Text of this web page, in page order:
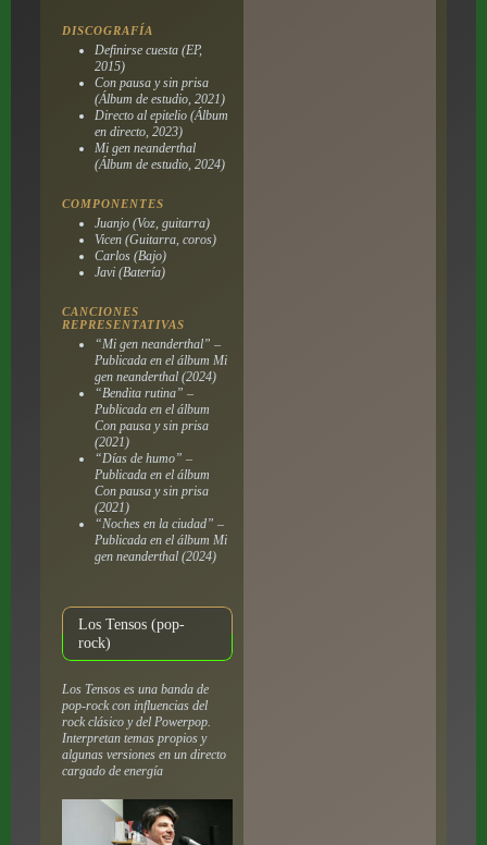
DISCOGRAFÍA
Definirse cuesta(EP,
2015)
Con pausa y sin prisa
(Álbum de estudio, 2021)
Directo al epitelio(Álbum
en directo, 2023)
Mi gen neanderthal
(Álbum de estudio, 2024)
COMPONENTES
Juanjo (Voz, guitarra)
Vicen (Guitarra, coros)
Carlos (Bajo)
Javi (Batería)
CANCIONES
REPRESENTATIVAS
“Mi gen neanderthal” –
Publicada en el álbum Mi
gen neanderthal(2024)
“Bendita rutina” –
Publicada en el álbum
Con pausa y sin prisa
(2021)
“Días de humo” –
Publicada en el álbum
Con pausa y sin prisa
(2021)
“Noches en la ciudad” –
Publicada en el álbum Mi
gen neanderthal(2024)
Los Tensos (pop-
rock)
Los Tensos es una banda de
pop-rock con influencias del
rock clásico y del Powerpop.
Interpretan temas propios y
algunas versiones en un directo
cargado de energía